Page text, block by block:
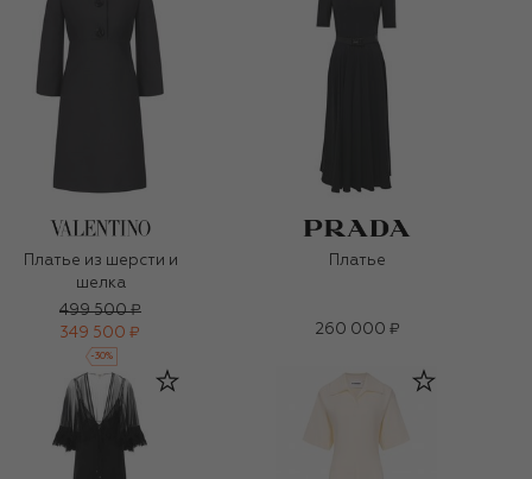
Платье из шерсти и
шелка
499 500 ₽
349 500 ₽
-30%
Платье
260 000 ₽